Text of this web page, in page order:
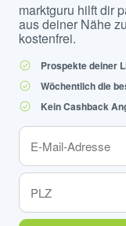
marktguru hilft dir
aus deiner Nähe
kostenfrei.
Prospekte deiner
Wöchentlich die
Kein Cashback